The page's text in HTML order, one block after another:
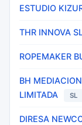
ESTUDIO
THR INNOVA
ROPEMAKER
BH
LIMITADA
SL
DIRESA